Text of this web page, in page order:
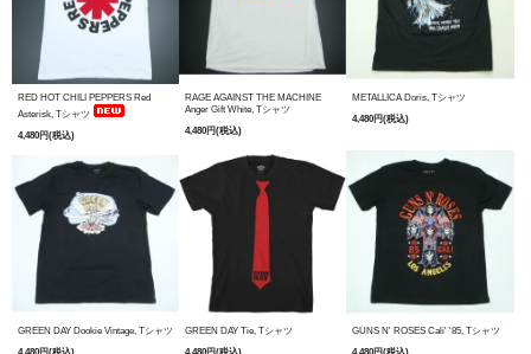
RED HOT CHILI PEPPERS Red
Asterisk, Tシャツ
4,480円(税込)
RAGE AGAINST THE MACHINE
Anger Gift White, Tシャツ
4,480円(税込)
METALLICA Doris, Tシャツ
4,480円(税込)
GREEN DAY Dookie Vintage, Tシャツ
GREEN DAY Tie, Tシャツ
GUNS N' ROSES Cali' '85, Tシャツ